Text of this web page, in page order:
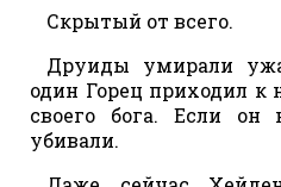
Скрытый от всего.
Друиды умирали
один Горец приходил к
своего бога. Если он
убивали.